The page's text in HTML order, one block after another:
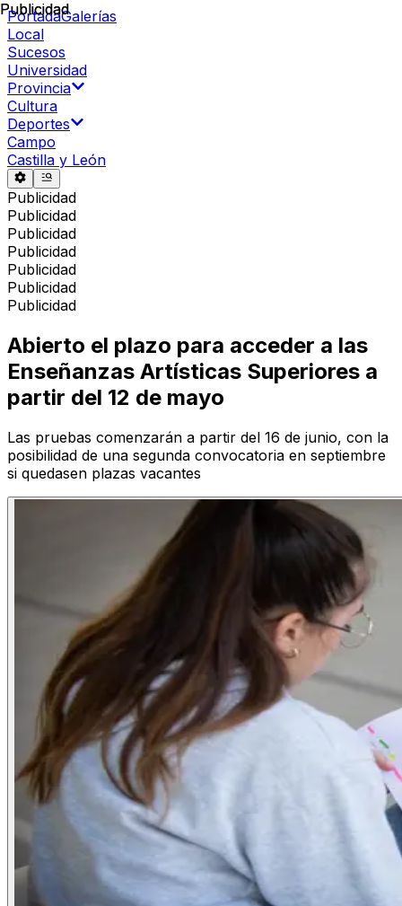
PortadaGalerías
Local
Sucesos
Universidad
Provincia
Cultura
Deportes
Campo
Castilla y León
Publicidad
Publicidad
Publicidad
Publicidad
Publicidad
Publicidad
Publicidad
Publicidad
Abierto el plazo para acceder a las
Enseñanzas Artísticas Superiores a
partir del 12 de mayo
Las pruebas comenzarán a partir del 16 de junio, con la
posibilidad de una segunda convocatoria en septiembre
si quedasen plazas vacantes
Publicidad